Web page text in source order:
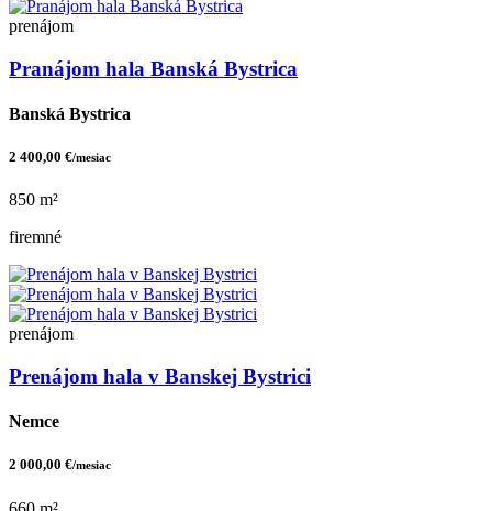
prenájom
Pranájom hala Banská Bystrica
Banská Bystrica
2 400,00 €/mesiac
850 m²
firemné
prenájom
Prenájom hala v Banskej Bystrici
Nemce
2 000,00 €/mesiac